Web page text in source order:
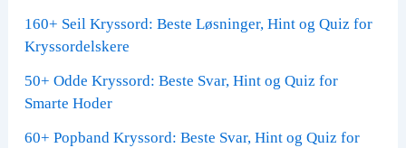
160+ Seil Kryssord: Beste Løsninger, Hint og Quiz for
Kryssordelskere
50+ Odde Kryssord: Beste Svar, Hint og Quiz for
Smarte Hoder
60+ Popband Kryssord: Beste Svar, Hint og Quiz for